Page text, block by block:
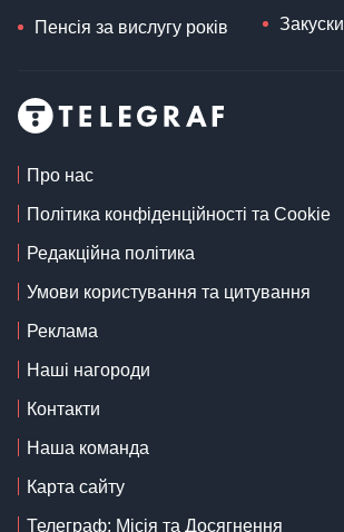
Пенсія за вислугу років Закуски
Про нас
Політика конфіденційності та Cookie
Редакційна політика
Умови користування та цитування
Реклама
Наші нагороди
Контакти
Наша команда
Карта сайту
Телеграф: Місія та Досягнення